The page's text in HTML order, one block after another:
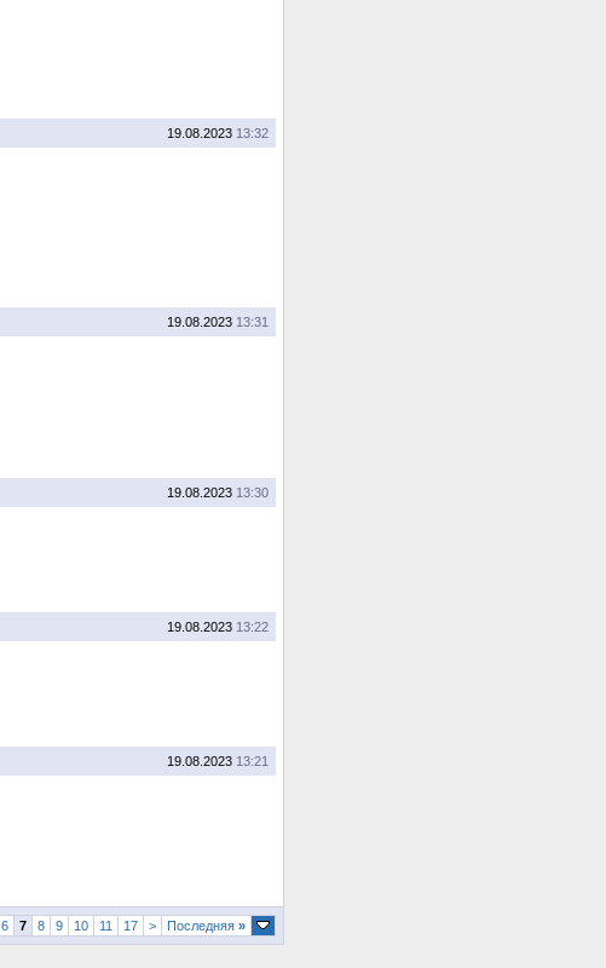
19.08.2023 13:32
19.08.2023 13:31
19.08.2023 13:30
19.08.2023 13:22
19.08.2023 13:21
6 7 8 9 10 11 17 > Последняя »